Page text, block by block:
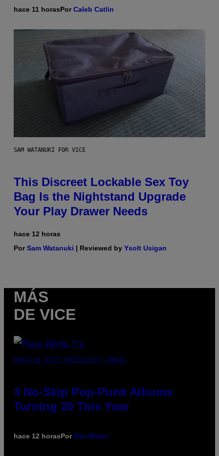
hace 11 horasPorCaleb Catlin
SAM WATANUKI FOR VICE
This Discreet Lockable Sex Toy
Bag Is the Nightstand Upgrade
Your Play Drawer Needs
hace 12 horas
PorSam Watanuki | Reviewed by Ysolt Usigan
MÁS
DE VICE
PHOTO BY SCOTT GRIES/GETTY IMAGES
3 No-Skip Pop-Punk Albums
Turning 20 This Year
hace 12 horasPor Dan Milam